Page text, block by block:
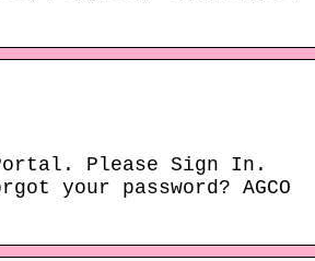
Please Sign In.
your password? AGCO